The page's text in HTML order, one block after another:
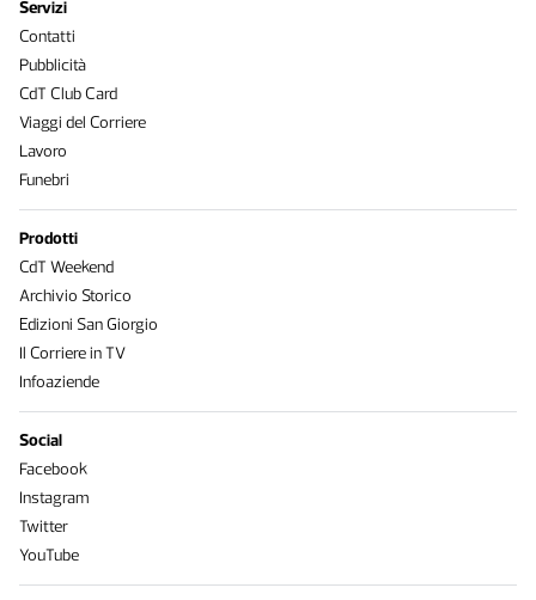
Servizi
Contatti
Pubblicità
CdT Club Card
Viaggi del Corriere
Lavoro
Funebri
Prodotti
CdT Weekend
Archivio Storico
Edizioni San Giorgio
Il Corriere in TV
Infoaziende
Social
Facebook
Instagram
Twitter
YouTube